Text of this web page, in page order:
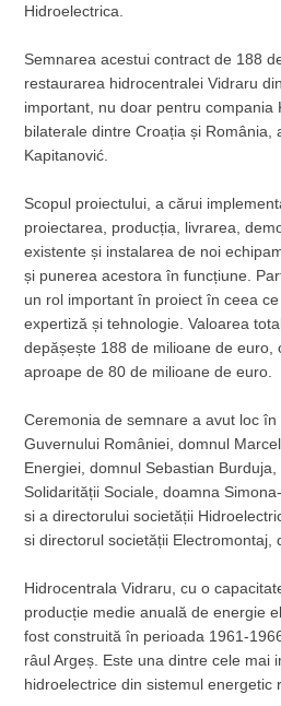
Hidroelectrica.
Semnarea acestui contract de 188
restaurarea hidrocentralei Vidraru
important, nu doar pentru compania
bilaterale dintre Croația și România,
Kapitanović.
Scopul proiectului, a cărui
proiectarea, producția, livrarea,
existente și instalarea de noi
și punerea acestora în funcțiune.
un rol important în proiect în ceea
expertiză și tehnologie. Valoarea
depășește 188 de milioane de euro,
aproape de 80 de milioane de euro.
Ceremonia de semnare a avut loc
Guvernului României, domnul
Energiei, domnul Sebastian
Solidarității Sociale, doamna
si a directorului societății
si directorul societății Electromontaj,
Hidrocentrala Vidraru, cu o
producție medie anuală de energie
fost construită în perioada 1961-
râul Argeș. Este una dintre cele mai
hidroelectrice din sistemul energetic